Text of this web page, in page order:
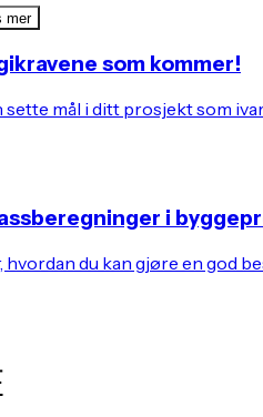
mer
som kommer!
sette mål i ditt prosjekt som
i
du kan gjøre en god